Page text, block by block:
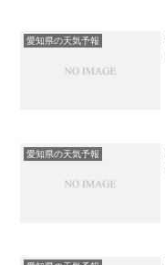
愛知県の天気予報
愛知県の天気予報